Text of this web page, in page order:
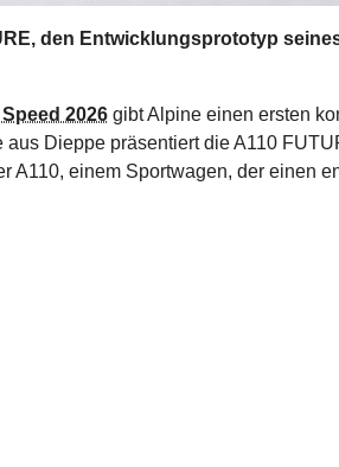
den Entwicklungsprototyp
2026 gibt Alpine einen ersten
Dieppe präsentiert die A110
A110, einem Sportwagen, der einen